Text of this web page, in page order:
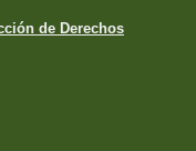
de Derechos